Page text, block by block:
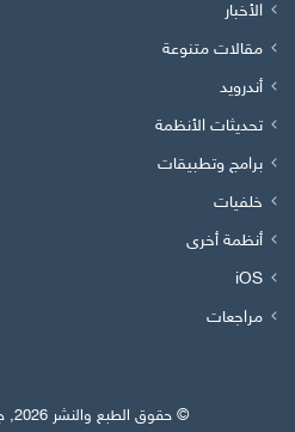
الأخبار
مقالات متنوعة
أندرويد
تحديثات الأنظمة
برامج وتطبيقات
خلفيات
أنظمة أخرى
iOS
مراجعات
© حقوق الطبع والنشر 2026, جميع الحقوق محفوظة